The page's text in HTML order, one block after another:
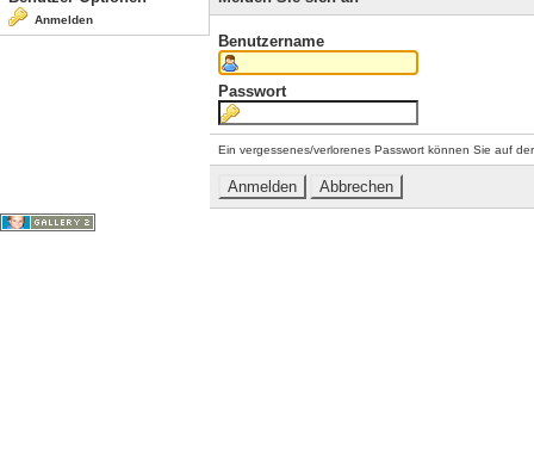
Anmelden
Benutzername
Passwort
Ein vergessenes/verlorenes Passwort können Sie auf